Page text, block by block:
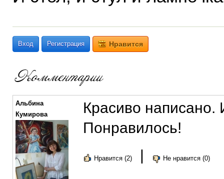
Вход Регистрация Нравится
Альбина
Кумирова
Красиво
Понравилось!
Нравится (2) | Не нравится (0)